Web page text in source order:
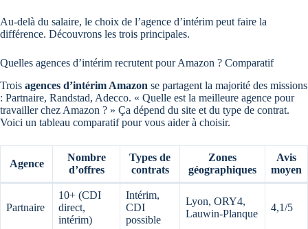
Au-delà du salaire, le choix de l’agence d’intérim peut faire la
différence. Découvrons les trois principales.
Quelles agences d’intérim recrutent pour Amazon ? Comparatif
Trois agences d’intérim Amazon se partagent la majorité des missions
: Partnaire, Randstad, Adecco. « Quelle est la meilleure agence pour
travailler chez Amazon ? » Ça dépend du site et du type de contrat.
Voici un tableau comparatif pour vous aider à choisir.
Agence
Nombre
d’offres
Types de
contrats
Zones
géographiques
Avis
moyen
Partnaire
10+ (CDI
direct,
intérim)
Intérim,
CDI
possible
Lyon, ORY4,
Lauwin-Planque
4,1/5